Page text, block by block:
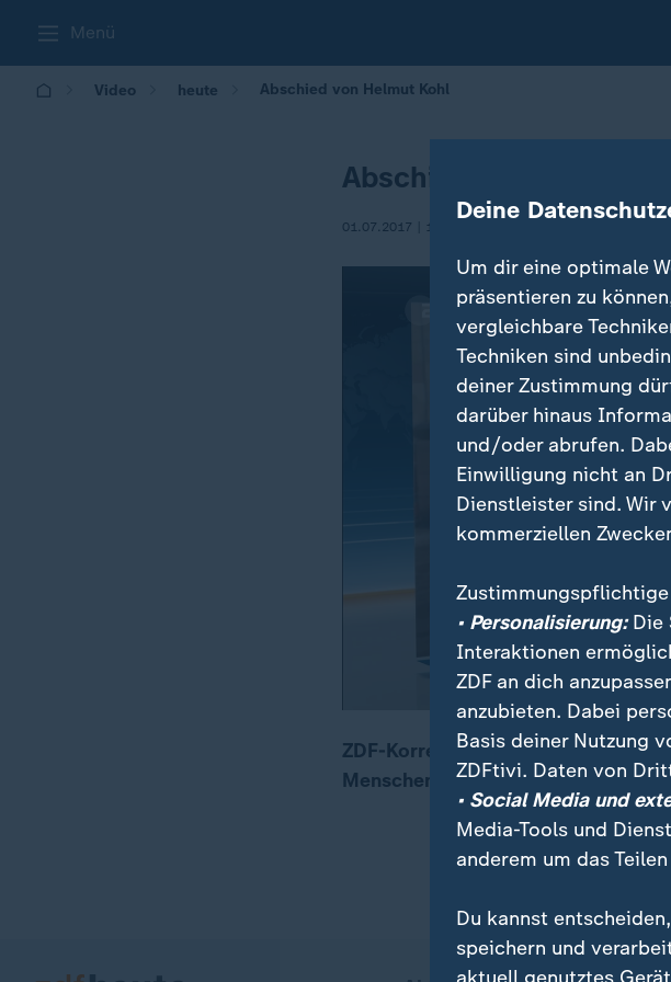
Menü
Video heute Abschied von Helmut Kohl
Abschied von Helmut
01.07.2017 | 18:32
00:05 00:48
ZDF-Korrespondentin Susanne
Menschen in Helmut Kohls Heimat
Deine
Um dir eine optimale
präsentieren zu
vergleichbare
Techniken sind
deiner Zustimmung
darüber hinaus
und/oder abrufen.
Einwilligung nicht an
Dienstleister sind. Wir
kommerziellen
• Personalisierung:Die
Interaktionen
ZDF an dich
anzubieten. Dabei
Basis deiner Nutzung
ZDFtivi. Daten von
• Social Media und
Media-Tools und
anderem um das
Du kannst
speichern und